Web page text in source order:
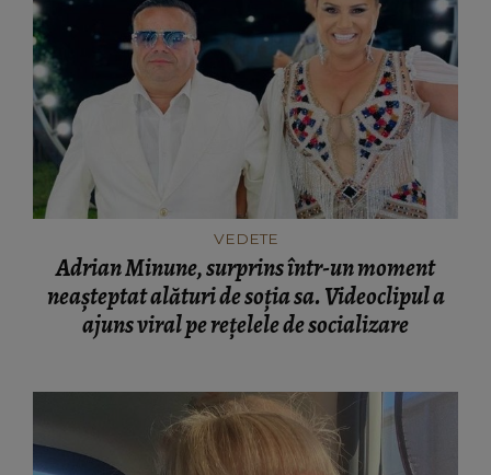
VEDETE
Adrian Minune, surprins într-un moment
neașteptat alături de soția sa. Videoclipul a
ajuns viral pe rețelele de socializare